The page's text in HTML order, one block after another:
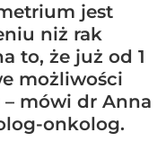
jest
niż rak
to, że już od 1
możliwości
mówi dr Anna
onkolog.